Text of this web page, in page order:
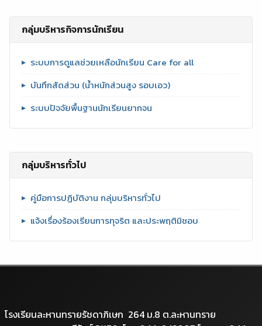
กลุ่มบริหารกิจการนักเรียน
ระบบการดูแลช่วยเหลือนักเรียน Care for all
บันทึกสัดส่วน (น้ำหนักส่วนสูง รอบเอว)
ระบบปัจจัยพื้นฐานนักเรียนยากจน
กลุ่มบริหารทั่วไป
คู่มือการปฏิบัติงาน กลุ่มบริหารทั่วไป
แจ้งเรื่องร้องเรียนการทุจริต และประพฤติมิชอบ
โรงเรียนละหานทรายรัชดาภิเษก 264 ม.8 ต.ละหานทราย